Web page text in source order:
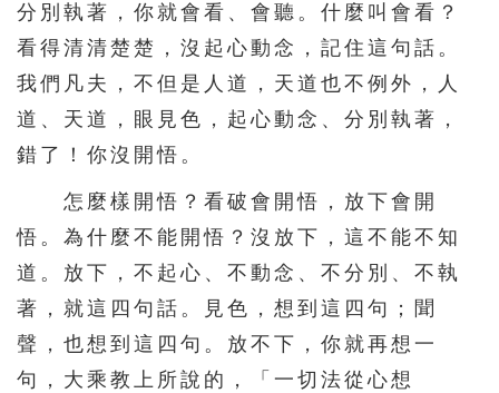
分別執著，你就會看、會聽。什麼叫會看？
看得清清楚楚，沒起心動念，記住這句話。
我們凡夫，不但是人道，天道也不例外，人
道、天道，眼見色，起心動念、分別執著，
錯了！你沒開悟。
怎麼樣開悟？看破會開悟，放下會開
悟。為什麼不能開悟？沒放下，這不能不知
道。放下，不起心、不動念、不分別、不執
著，就這四句話。見色，想到這四句；聞
聲，也想到這四句。放不下，你就再想一
句，大乘教上所說的，「一切法從心想